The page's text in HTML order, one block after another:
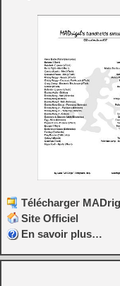
Télécharger
Site Officiel
En savoir plus…